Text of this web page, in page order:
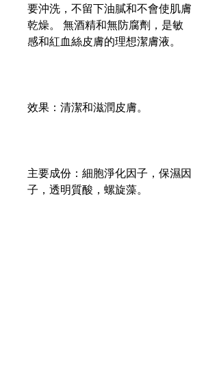
要沖洗，不留下油膩和不會使肌膚
乾燥。 無酒精和無防腐劑，是敏
感和紅血絲皮膚的理想潔膚液。
效果：清潔和滋潤皮膚。
主要成份：細胞淨化因子，保濕因
子，透明質酸，螺旋藻。